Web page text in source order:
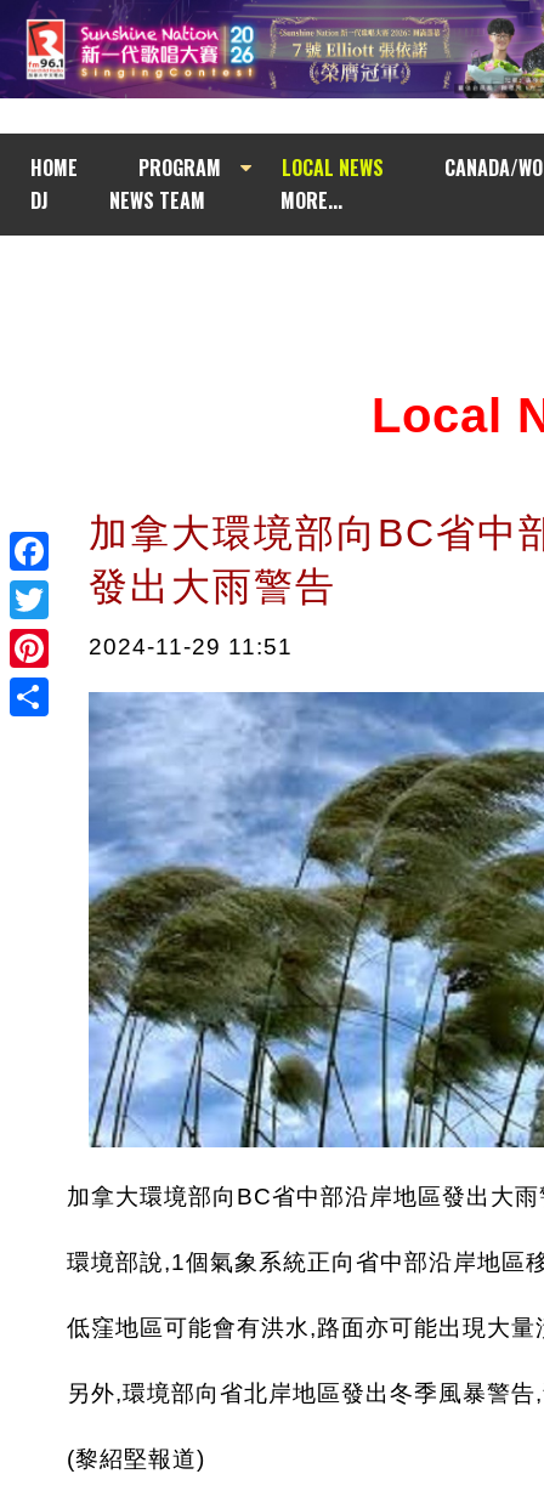
HOME PROGRAM LOCAL NEWS
CANADA/
DJ
NEWS TEAM MORE...
Facebook
Twitter
Pinterest
Local
加拿大環境部向BC省中
發出大雨警告
2024-11-29 11:51
加拿大環境部向BC省中部沿岸地區發出大
環境部說,1個氣象系統正向省中部沿岸地區
低窪地區可能會有洪水,路面亦可能出現大
另外,環境部向省北岸地區發出冬季風暴警
(黎紹堅報道)